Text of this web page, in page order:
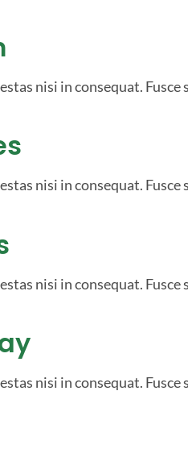
nisi in consequat. Fusce
nisi in consequat. Fusce
nisi in consequat. Fusce
nisi in consequat. Fusce